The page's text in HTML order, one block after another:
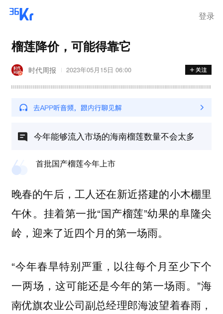
登录
榴莲降价，可能得靠它
时代周报 2023年05月15日 06:00
今年能够流入市场的海南榴莲数量不会太多
首批国产榴莲今年上市
晚春的午后，工人还在新近搭建的小木棚里
午休。挂着第一批“国产榴莲”幼果的阜隆尖
岭，迎来了近四个月的第一场雨。
“今年春旱特别严重，以往每个月至少下个
一两场，这可能还是今年的第一场雨。”海
南优旗农业公司副总经理郎海波望着春雨，